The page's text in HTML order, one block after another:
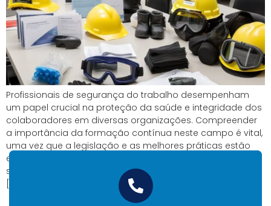
Profissionais de segurança do trabalho desempenham
um papel crucial na proteção da saúde e integridade dos
colaboradores em diversas organizações. Compreender
a importância da formação contínua neste campo é vital,
uma vez que a legislação e as melhores práticas estão
em constante evolução. Neste contexto, reunimos uma
seleção de 5 Cursos Online Essenciais para Profissionais
[…]